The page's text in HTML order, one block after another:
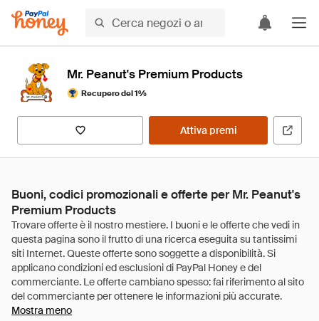
Mr. Peanut's Premium Products
Recupero del 1%
Attiva premi
Buoni, codici promozionali e offerte per Mr. Peanut's
Premium Products
Mostra meno